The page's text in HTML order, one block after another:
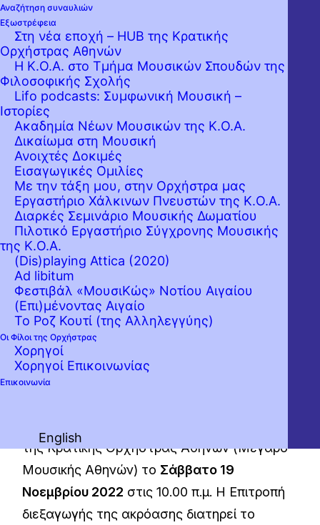
Αναζήτηση συναυλιών
Εξωστρέφεια
Στη νέα εποχή – HUB της Κρατικής
Ορχήστρας Αθηνών
Η Κ.Ο.Α. στο Τμήμα Μουσικών Σπουδών της
Φιλοσοφικής Σχολής
Lifo podcasts: Συμφωνική Μουσική –
Ιστορίες
Ακαδημία Νέων Μουσικών της Κ.Ο.Α.
Δικαίωμα στη Μουσική
Ανοιχτές Δοκιμές
Εισαγωγικές Ομιλίες
Με την τάξη μου, στην Ορχήστρα μας
Εργαστήριo Χάλκινων Πνευστών της Κ.Ο.Α.
Διαρκές Σεμινάριο Μουσικής Δωματίου
Πιλοτικό Εργαστήριο Σύγχρονης Μουσικής
της Κ.Ο.Α.
(Dis)playing Attica (2020)
Ad libitum
Φεστιβάλ «ΜουσιΚώς» Νοτίου Αιγαίου
(Επι)μένοντας Αιγαίο
Το Ροζ Κουτί (της Αλληλεγγύης)
Οι Φίλοι της Ορχήστρας
Χορηγοί
Χορηγοί Επικοινωνίας
Επικοινωνία
English
H Κρατική Ορχήστρα Αθηνών προκηρύσσει
ακρόαση για την κάλυψη των εκτάκτων
αναγκών της στην οικογένεια των βιολιών
(Tutti - Μουσικοί 5ης κατηγορίας), με
πρόθεση να συναφθούν κατ’ελάχιστον δύο
(2) συμβάσεις οκτάμηνης διαρκείας.
Οι προσλήψεις θα διέπονται από τις
διατάξεις των άρθρων 10 παρ. 1 Ν.
3833/2010, 4 παρ. 1 εδ. ιδ ΠΥΣ 33/2006, 5
ΠΥΣ 28/2009, 10 παρ. 4 εδ. γ, Ν. 3812/2009,
69 παρ. Δ3 Ν. 2065/1992 και τις διατάξεις
της Κρατικής Ορχήστρας Αθηνών (Μέγαρο
Μουσικής Αθηνών) το Σάββατο 19
Νοεμβρίου 2022 στις 10.00 π.μ. Η Επιτροπή
διεξαγωγής της ακρόασης διατηρεί το